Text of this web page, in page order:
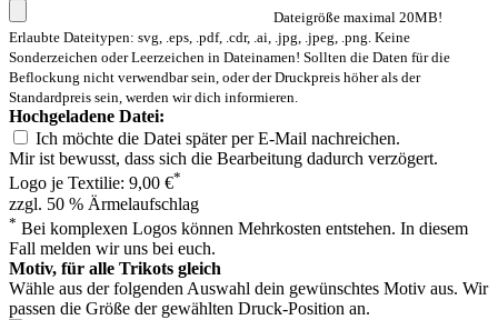
Dateigröße maximal 20MB!
Erlaubte Dateitypen: svg, .eps, .pdf, .cdr, .ai, .jpg, .jpeg, .png. Keine
Sonderzeichen oder Leerzeichen in Dateinamen! Sollten die Daten für die
Beflockung nicht verwendbar sein, oder der Druckpreis höher als der
Standardpreis sein, werden wir dich informieren.
Hochgeladene Datei:
Ich möchte die Datei später per E-Mail nachreichen.
Mir ist bewusst, dass sich die Bearbeitung dadurch verzögert.
Logo je Textilie: 9,00 €*
zzgl. 50 % Ärmelaufschlag
* Bei komplexen Logos können Mehrkosten entstehen. In diesem
Fall melden wir uns bei euch.
Motiv, für alle Trikots gleich
Wähle aus der folgenden Auswahl dein gewünschtes Motiv aus. Wir
passen die Größe der gewählten Druck-Position an.